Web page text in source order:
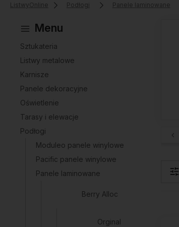
ListwyOnline Podłogi Panele laminowane
Menu
Sztukateria
Listwy metalowe
Karnisze
Panele dekoracyjne
Oświetlenie
Tarasy i elewacje
Podłogi
Moduleo panele winylowe
Pacific panele winylowe
Panele laminowane
Berry Alloc
Orginal